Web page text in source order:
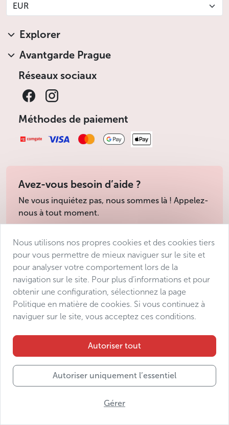
EUR
Explorer
Avantgarde Prague
Réseaux sociaux
Méthodes de paiement
Avez-vous besoin d’aide ?
Ne vous inquiétez pas, nous sommes là ! Appelez-
nous à tout moment.
+420 774 311 468
info@avantgarde-prague.cz
Conditions de vente
Protection des données
Sitemap
Nous utilisons nos propres cookies et des cookies tiers
pour vous permettre de mieux naviguer sur le site et
pour analyser votre comportement lors de la
navigation sur le site. Pour plus d’informations et pour
obtenir une configuration, sélectionnez la page
Politique en matière de cookies. Si vous continuez à
naviguer sur le site, vous acceptez ces conditions.
Autoriser tout
Autoriser uniquement l’essentiel
Gérer